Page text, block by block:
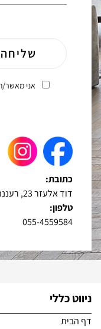
אני
כתובת:
דוד אלעזר 23, רעננה
טלפון:
055-4559584
ניווט כללי
דף הבית